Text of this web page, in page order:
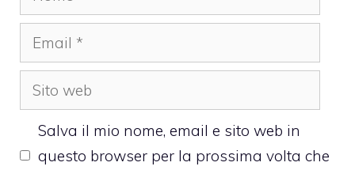
Email
Sito
web
Salva il mio nome, email e sito web in
questo browser per la prossima volta che